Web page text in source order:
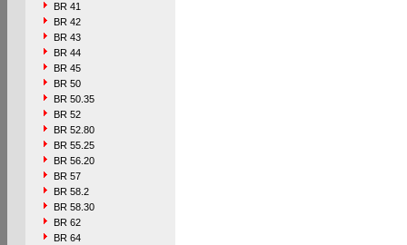
BR 41
BR 42
BR 43
BR 44
BR 45
BR 50
BR 50.35
BR 52
BR 52.80
BR 55.25
BR 56.20
BR 57
BR 58.2
BR 58.30
BR 62
BR 64